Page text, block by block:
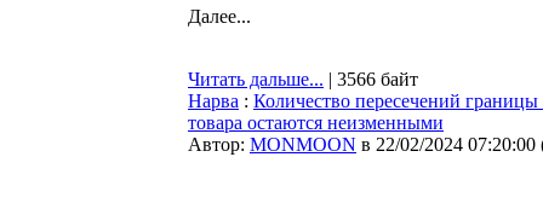
Далее...
Читать дальше... | 3566 байт
Нарва : Количество пересечений
товара остаются неизменными
Автор: MONMOON в 22/02/2024 07:20:00